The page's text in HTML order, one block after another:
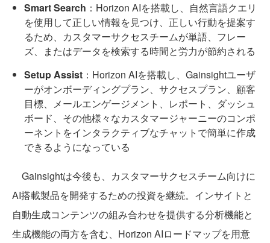
Smart Search ：Horizon AIを搭載し、自然言語クエリ
を使用して正しい情報を見つけ、正しい行動を提案す
るため、カスタマーサクセスチームが単語、フレー
ズ、またはデータを検索する時間と労力が節約される
Setup Assist ：Horizon AIを搭載し、Gainsightユーザ
ーがオンボーディングプラン、サクセスプラン、顧客
目標、メールエンゲージメント、レポート、ダッシュ
ボード、その他様々なカスタマージャーニーのコンポ
ーネントをインタラクティブなチャットで簡単に作成
できるようになっている
Gainsightは今後も、カスタマーサクセスチーム向けに
AI搭載製品を開発するための投資を継続。インサイトと
自動生成コンテンツの組み合わせを提供する分析機能と
生成機能の両方を含む、Horizon AIロードマップを用意